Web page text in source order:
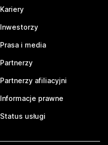
Kariery
Inwestorzy
Prasa i media
Partnerzy
Partnerzy afiliacyjni
Informacje prawne
Status usługi